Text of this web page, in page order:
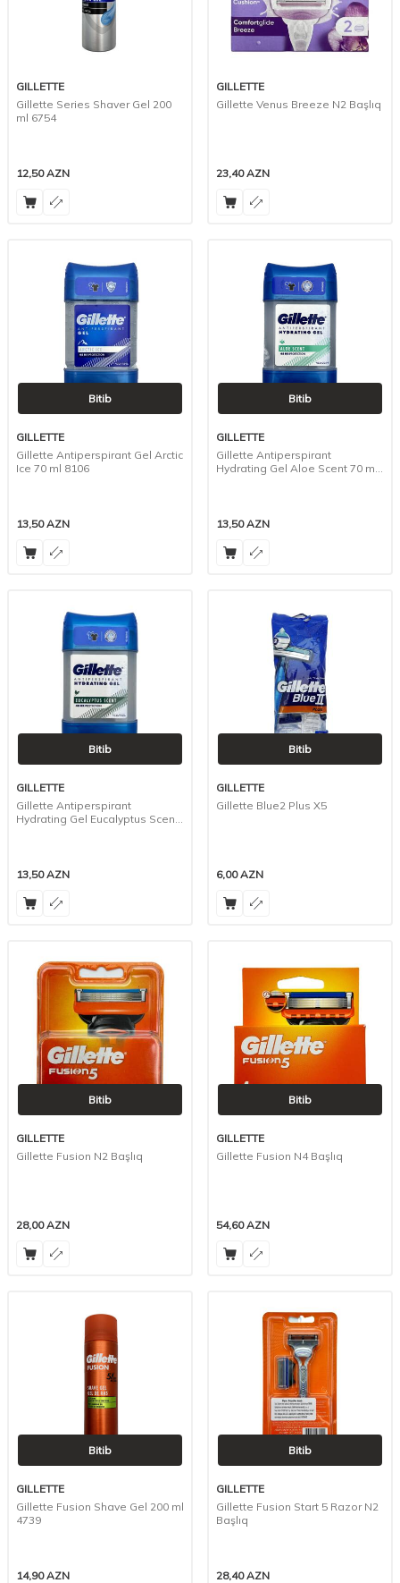
GILLETTE
Gillette Series Shaver Gel 200
ml 6754
12,50AZN
GILLETTE
Gillette Venus Breeze N2 Başlıq
23,40AZN
Bitib
GILLETTE
Gillette Antiperspirant Gel Arctic
Ice 70 ml 8106
13,50AZN
Bitib
GILLETTE
Gillette Antiperspirant
Hydrating Gel Aloe Scent 70 ml
13,50AZN
Bitib
GILLETTE
Gillette Antiperspirant
Hydrating Gel Eucalyptus Scent
13,50AZN
Bitib
GILLETTE
Gillette Blue2 Plus X5
6,00AZN
Bitib
GILLETTE
Gillette Fusion N2 Başlıq
28,00AZN
Bitib
GILLETTE
Gillette Fusion N4 Başlıq
54,60AZN
Bitib
GILLETTE
Gillette Fusion Shave Gel 200 ml
4739
14,90AZN
Bitib
GILLETTE
Gillette Fusion Start 5 Razor N2
Başlıq
28,40AZN